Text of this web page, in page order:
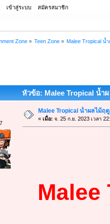
เข้าสู่ระบบ สมัครสมาชิก
Zone» Teen Zone» Malee Tropical น้
หัวข้อ: Malee Tropical น้ำ
Malee Tropical น้ำผลไม้ฤ
« เมื่อ: จ. 25 ก.ย. 2023 เวลา